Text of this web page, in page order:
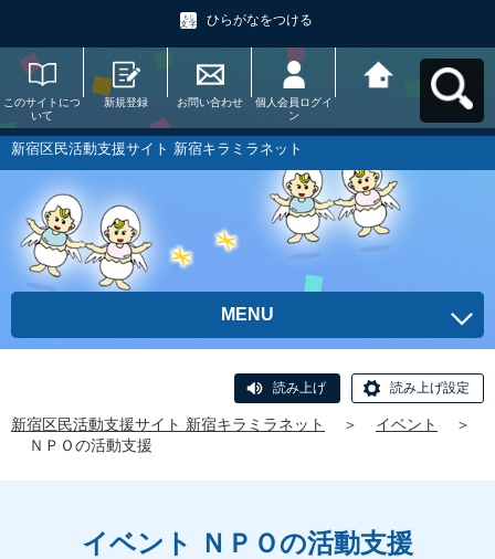
ひらがなをつける
このサイトにつ
いて
新規登録 お問い合わせ
個人会員ログイ
ン
ラミラネットへ
新宿区民活動支援サイト 新宿キラミラネット
MENU
読み上げ 読み上げ設定
新宿区民活動支援サイト 新宿キラミラネット ＞ イベント
＞
ＮＰＯの活動支援
イベント ＮＰＯの活動支援